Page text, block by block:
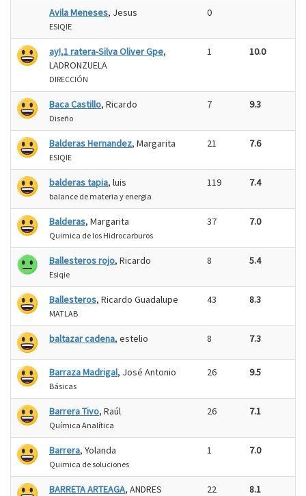
Avila Meneses, Jesus
ESIQIE
0
ay!,1 ratera-Silva Oliver Gpe,
LADRONZUELA
DIRECCIÓN
1 10.0
Baca Castillo, Ricardo
Diseño
7 9.3
Balderas Hernandez, Margarita
ESIQIE
21 7.6
balderas tapia, luis
balance de materia y energia
119 7.4
Balderas, Margarita
Quimica de los Hidrocarburos
37 7.0
Ballesteros rojo, Ricardo
Esiqie
8 5.4
Ballesteros, Ricardo Guadalupe
MATLAB
43 8.3
baltazar cadena, estelio 8 7.3
Barraza Madrigal, José Antonio
Básicas
26 9.5
Barrera Tivo, Raúl
Química Analítica
26 7.1
Barrera, Yolanda
Quimica de soluciones
1 7.0
BARRETA ARTEAGA, ANDRES
22 8.1